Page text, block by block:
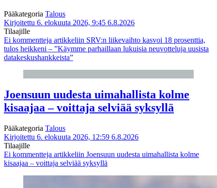
Pääkategoria Talous
Kirjoitettu 6. elokuuta 2026, 9:45 6.8.2026
Tilaajille
Ei kommentteja artikkeliin SRV:n liikevaihto kasvoi 18 prosenttia,
tulos heikkeni – ”Käymme parhaillaan lukuisia neuvotteluja uusista
datakeskushankkeista”
Joensuun uudesta uimahallista kolme
kisaajaa – voittaja selviää syksyllä
Pääkategoria Talous
Kirjoitettu 6. elokuuta 2026, 12:59 6.8.2026
Tilaajille
Ei kommentteja artikkeliin Joensuun uudesta uimahallista kolme
kisaajaa – voittaja selviää syksyllä